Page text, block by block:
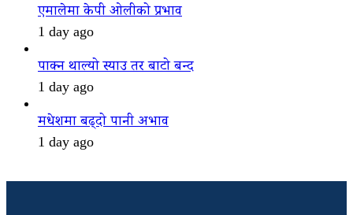
एमालेमा केपी ओलीको प्रभाव
1 day ago
पाक्न थाल्यो स्याउ तर बाटो बन्द
1 day ago
मधेशमा बढ्दो पानी अभाव
1 day ago